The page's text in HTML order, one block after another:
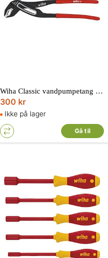
Wiha Classic vandpumpetang gennemstukket 300 mm
300 kr
Ikke på lager
Gå til